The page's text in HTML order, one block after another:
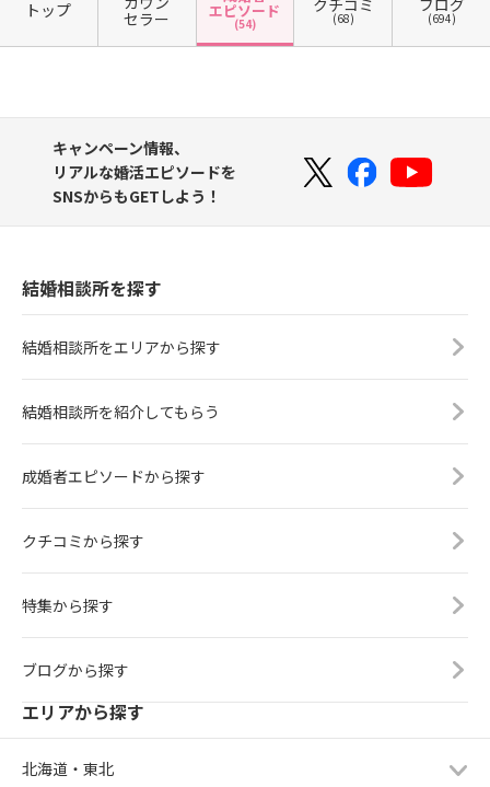
トップ セラー エピソード
(54)
クチコミ
(68)
ブログ
(694)
キャンペーン情報、
リアルな婚活エピソードを
SNSからもGETしよう！
結婚相談所を探す
結婚相談所をエリアから探す
結婚相談所を紹介してもらう
成婚者エピソードから探す
クチコミから探す
特集から探す
ブログから探す
エリアから探す
北海道・東北